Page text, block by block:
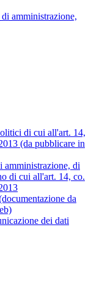
amministrazione,
di cui all'art. 14,
(da pubblicare in
di
di cui all'art. 14, co.
da
dei dati